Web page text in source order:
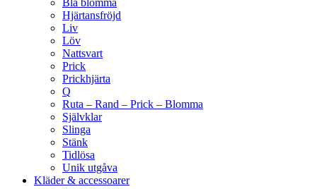
Blå blomma
Hjärtansfröjd
Liv
Löv
Nattsvart
Prick
Prickhjärta
Q
Ruta – Rand – Prick – Blomma
Självklar
Slinga
Stänk
Tidlösa
Unik utgåva
Kläder & accessoarer